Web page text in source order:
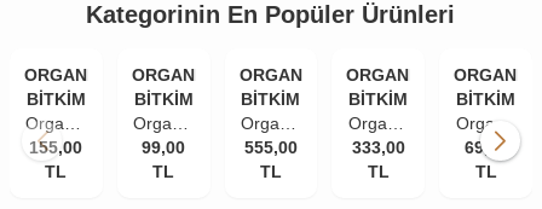
Kategorinin En Popüler Ürünleri
ORGANİK
BİTKİM
Organik
Bitkim
84
155,00
TL
ORGANİK
BİTKİM
Organik
Bitkim
Tane
99,00
TL
ORGANİK
BİTKİM
Organik
Bitkim
Akgünlük
555,00
TL
ORGANİK
BİTKİM
Organik
Bitkim
Damla
333,00
TL
ORGANİK
BİTKİM
Organik
Bitkim
Zerdeçal
69,00
TL